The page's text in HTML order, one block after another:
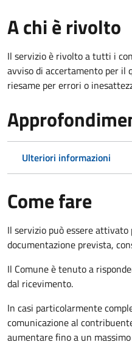
A chi è rivolto
Il servizio è rivolto a tutti i
avviso di accertamento per il
riesame per errori o
Ulteriori informazioni
Come fare
Il servizio può essere
documentazione prevista,
Il Comune è tenuto a
dal ricevimento.
In casi particolarmente
comunicazione al
aumentare fino a un